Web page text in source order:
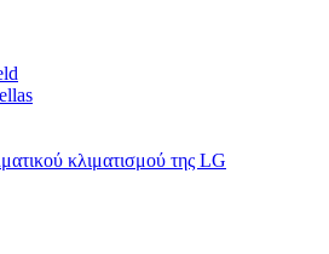
κλιματισμού της LG